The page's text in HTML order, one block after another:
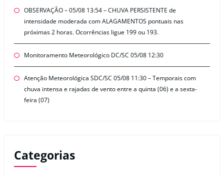
OBSERVAÇÃO – 05/08 13:54 – CHUVA PERSISTENTE de
intensidade moderada com ALAGAMENTOS pontuais nas
próximas 2 horas. Ocorrências ligue 199 ou 193.
Monitoramento Meteorológico DC/SC 05/08 12:30
Atenção Meteorológica SDC/SC 05/08 11:30 – Temporais com
chuva intensa e rajadas de vento entre a quinta (06) e a sexta-
feira (07)
Categorias